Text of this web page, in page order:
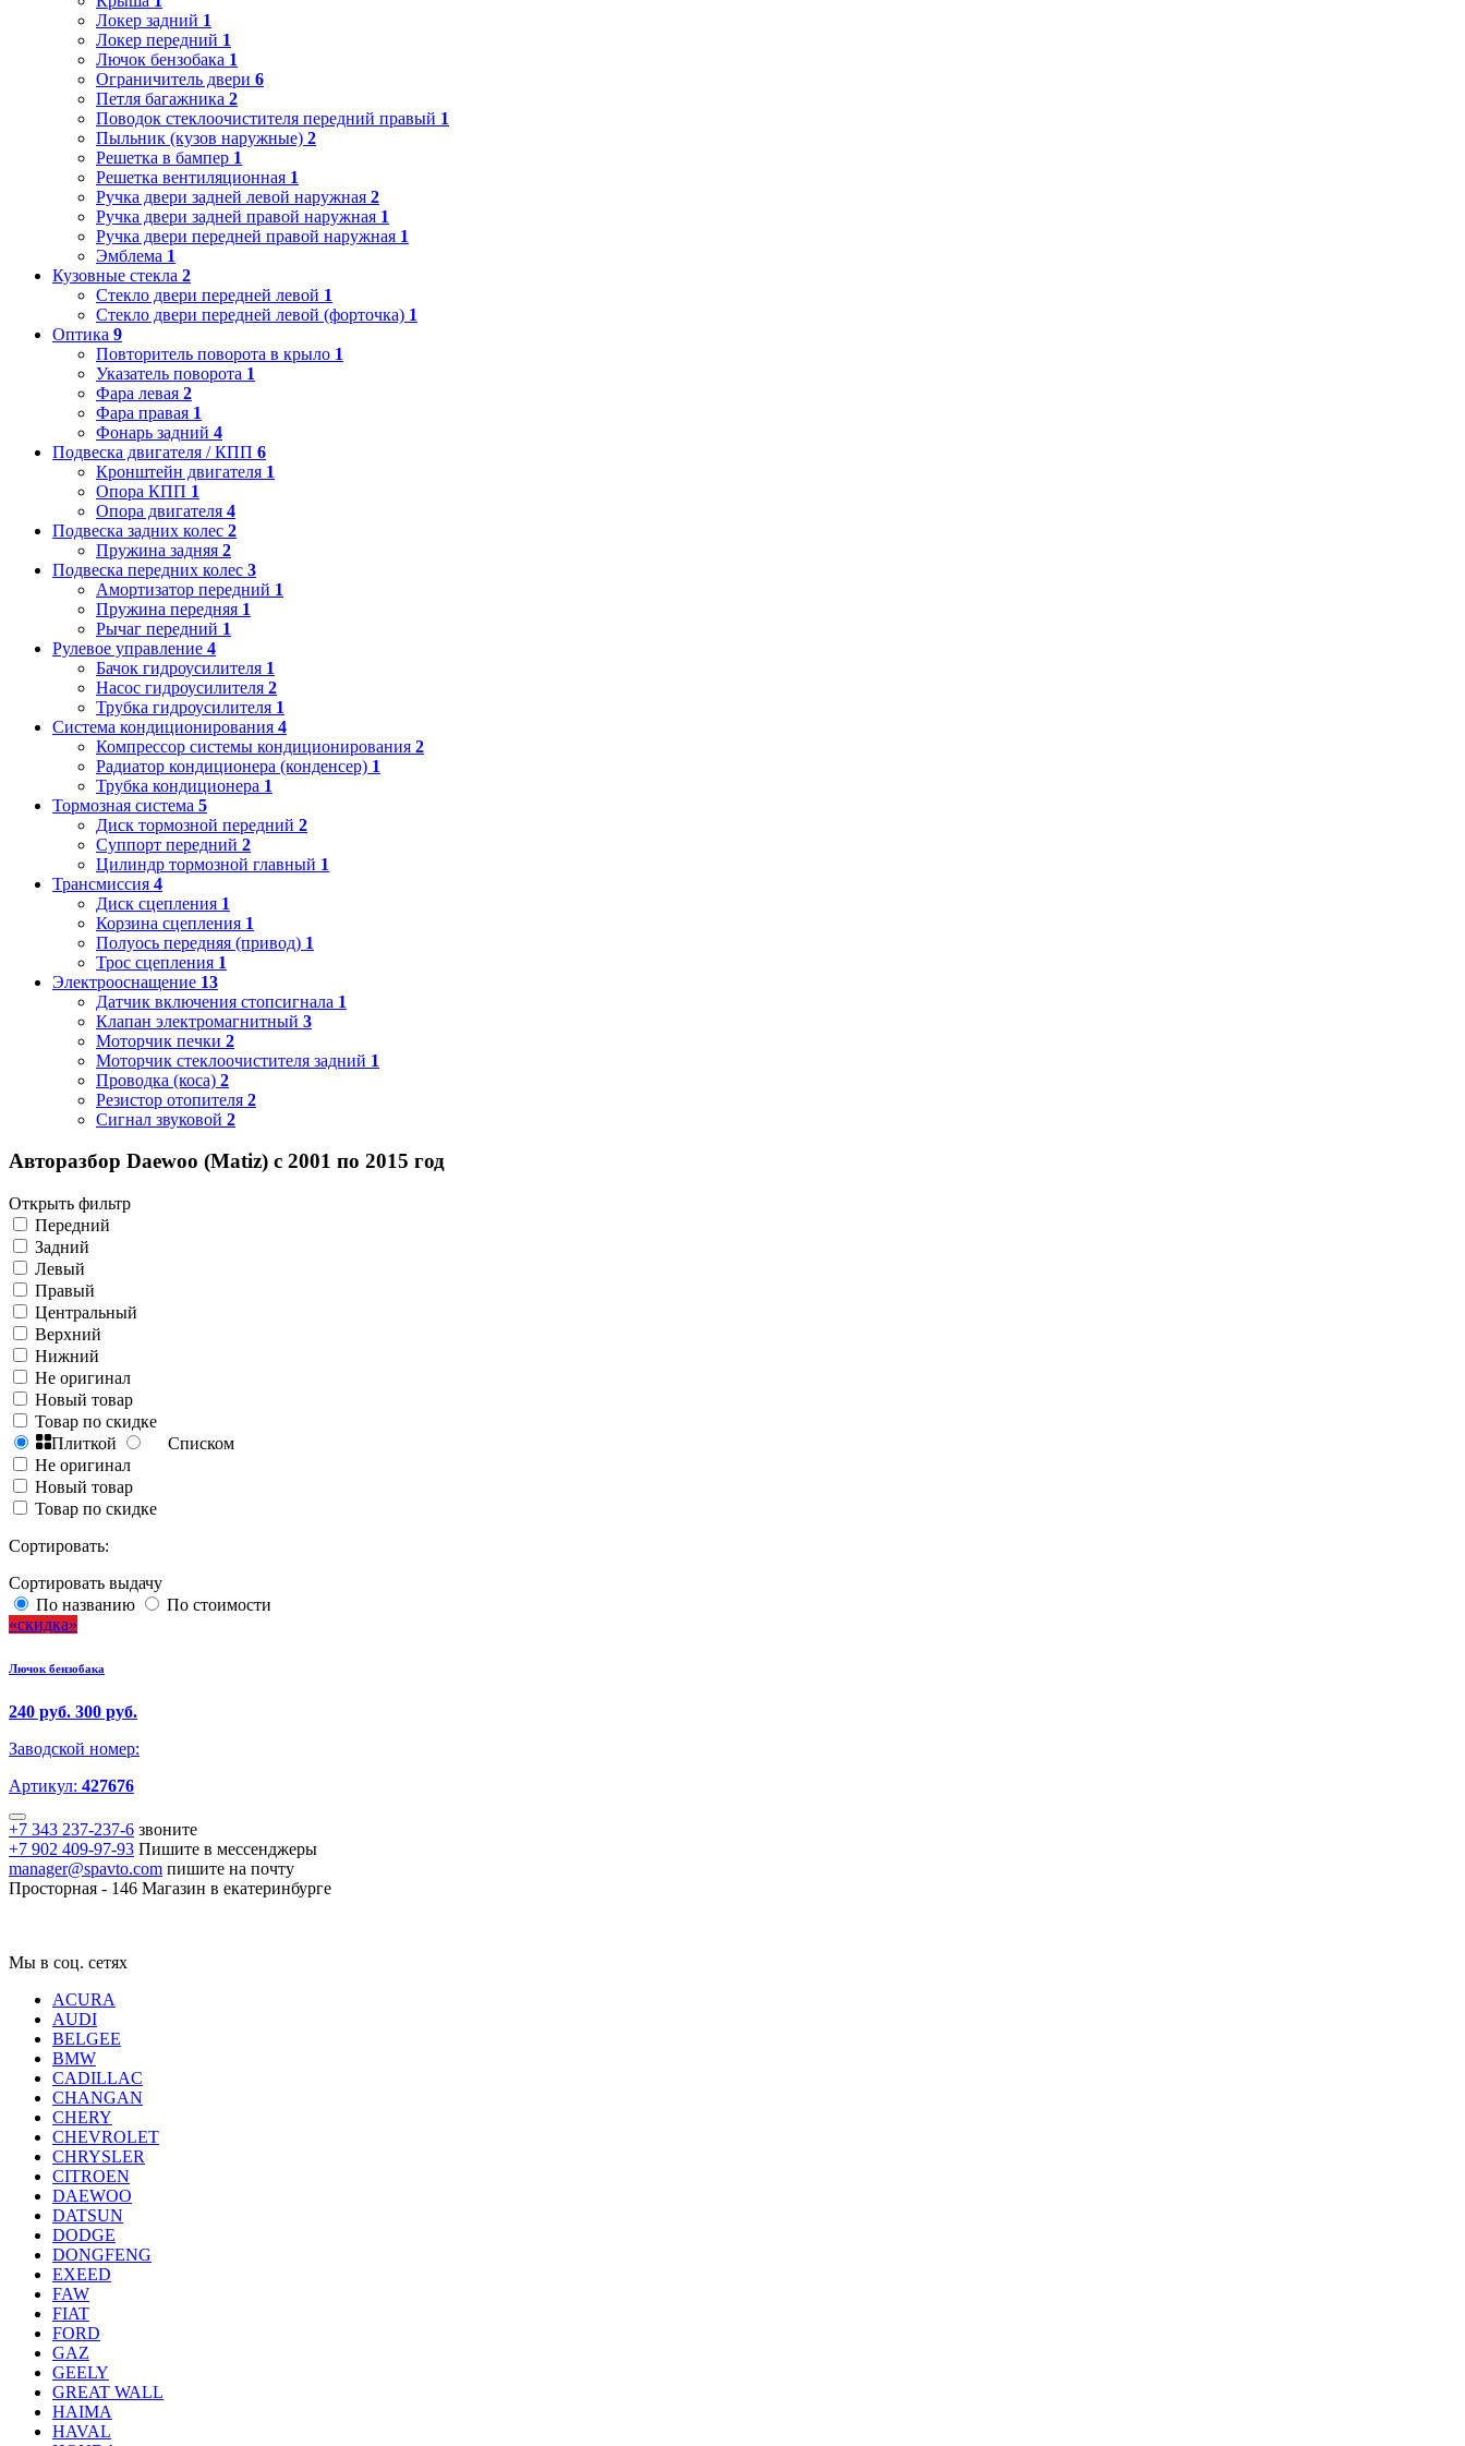
Локер задний 1
Локер передний 1
Лючок бензобака 1
Ограничитель двери 6
Петля багажника 2
Поводок стеклоочистителя передний правый 1
Пыльник (кузов наружные) 2
Решетка в бампер 1
Решетка вентиляционная 1
Ручка двери задней левой наружная 2
Ручка двери задней правой наружная 1
Ручка двери передней правой наружная 1
Эмблема 1
Кузовные стекла 2
Стекло двери передней левой 1
Стекло двери передней левой (форточка) 1
Оптика 9
Повторитель поворота в крыло 1
Указатель поворота 1
Фара левая 2
Фара правая 1
Фонарь задний 4
Подвеска двигателя / КПП 6
Кронштейн двигателя 1
Опора КПП 1
Опора двигателя 4
Подвеска задних колес 2
Пружина задняя 2
Подвеска передних колес 3
Амортизатор передний 1
Пружина передняя 1
Рычаг передний 1
Рулевое управление 4
Бачок гидроусилителя 1
Насос гидроусилителя 2
Трубка гидроусилителя 1
Система кондиционирования 4
Компрессор системы кондиционирования 2
Радиатор кондиционера (конденсер) 1
Трубка кондиционера 1
Тормозная система 5
Диск тормозной передний 2
Суппорт передний 2
Цилиндр тормозной главный 1
Трансмиссия 4
Диск сцепления 1
Корзина сцепления 1
Полуось передняя (привод) 1
Трос сцепления 1
Электрооснащение 13
Датчик включения стопсигнала 1
Клапан электромагнитный 3
Моторчик печки 2
Моторчик стеклоочистителя задний 1
Проводка (коса) 2
Резистор отопителя 2
Сигнал звуковой 2
Авторазбор Daewoo (Matiz) с 2001 по 2015 год
Открыть фильтр
Передний
Задний
Левый
Правый
Центральный
Верхний
Нижний
Не оригинал
Новый товар
Товар по скидке
Плиткой
Списком
Не оригинал
Новый товар
Товар по скидке
Сортировать:
Сортировать выдачу
По названию
По стоимости
скидка
Лючок бензобака
240 руб. 300 руб.
Заводской номер:
Артикул: 427676
+7 343 237-237-6 звоните
+7 902 409-97-93 Пишите в мессенджеры
manager@spavto.com пишите на почту
Просторная - 146 Магазин в екатеринбурге
Мы в соц. сетях
ACURA
AUDI
BELGEE
BMW
CADILLAC
CHANGAN
CHERY
CHEVROLET
CHRYSLER
CITROEN
DAEWOO
DATSUN
DODGE
DONGFENG
EXEED
FAW
FIAT
FORD
GAZ
GEELY
GREAT WALL
HAIMA
HAVAL